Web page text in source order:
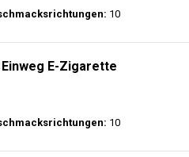
10
E-Zigarette
10